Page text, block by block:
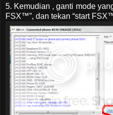
5. Kemudian , ganti mode
FSX™”, dan tekan “start